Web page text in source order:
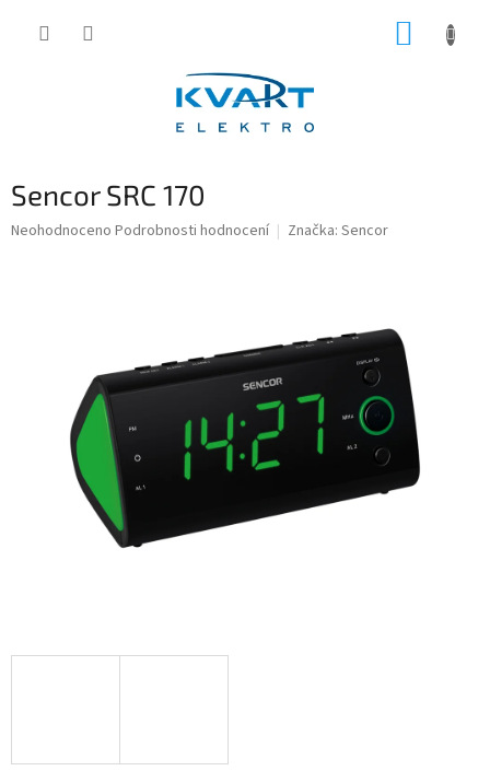
Sencor SRC 170
Průměrné
Neohodnoceno Podrobnosti hodnocení Značka: Sencor